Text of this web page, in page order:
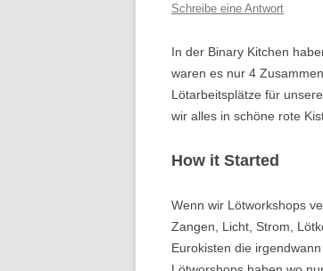
Schreibe eine Antwort
In der Binary Kitchen
waren es nur 4
Lötarbeitsplätze für
wir alles in schöne rote
How it Started
Wenn wir Lötworkshops
Zangen, Licht, Strom,
Eurokisten die